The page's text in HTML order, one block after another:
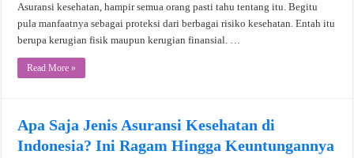
Asuransi kesehatan, hampir semua orang pasti tahu tentang itu. Begitu
pula manfaatnya sebagai proteksi dari berbagai risiko kesehatan. Entah itu
berupa kerugian fisik maupun kerugian finansial. …
Read More »
Apa Saja Jenis Asuransi Kesehatan di
Indonesia? Ini Ragam Hingga Keuntungannya